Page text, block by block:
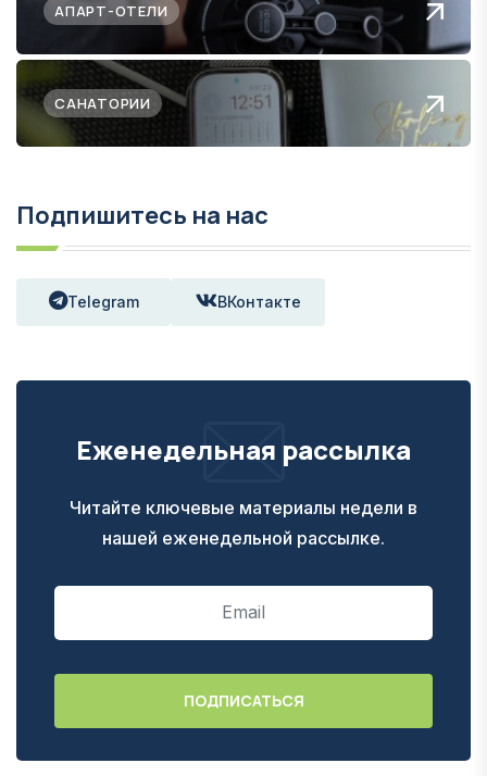
АПАРТ-ОТЕЛИ
САНАТОРИИ
Подпишитесь на нас
Telegram ВКонтакте
Еженедельная рассылка
Читайте ключевые материалы недели в
нашей еженедельной рассылке.